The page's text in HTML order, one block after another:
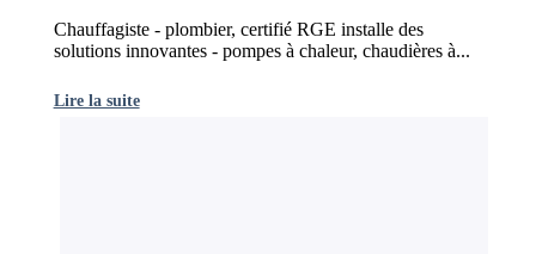
Chauffagiste - plombier, certifié RGE installe des
solutions innovantes - pompes à chaleur, chaudières à...
Lire la suite